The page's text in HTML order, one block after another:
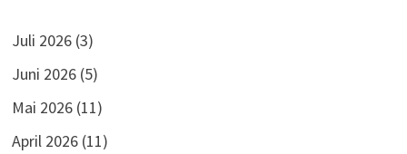
Juli 2026 (3)
Juni 2026 (5)
Mai 2026 (11)
April 2026 (11)